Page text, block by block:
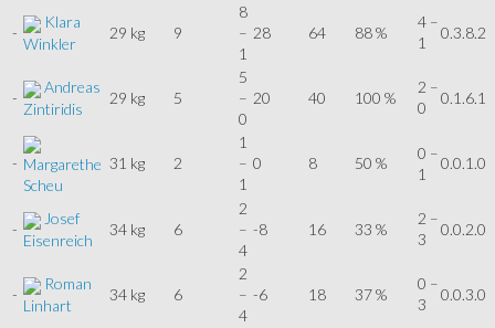
-
Klara
Winkler
29 kg 9
8
–
1
28 64 88 %
4 –
1
0.3.8.2
-
Andreas
Zintiridis
29 kg 5
5
–
0
20 40 100 %
2 –
0
0.1.6.1
- Margarethe
Scheu
31 kg 2
1
–
1
0 8 50 %
0 –
1
0.0.1.0
-
Josef
Eisenreich
34 kg 6
2
–
4
-8 16 33 %
2 –
3
0.0.2.0
-
Roman
Linhart
34 kg 6
2
–
4
-6 18 37 %
0 –
3
0.0.3.0